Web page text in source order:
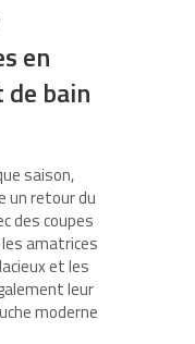
en
bain
saison,
un retour du
des coupes
amatrices
et les
leur
moderne